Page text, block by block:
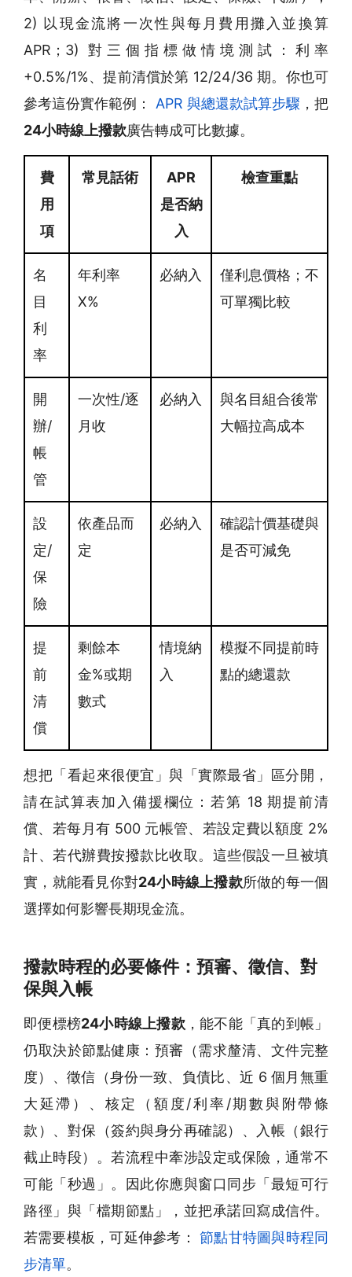
2) 以現金流將一次性與每月費用攤入並換算
APR；3) 對三個指標做情境測試：利率
+0.5%/1%、提前清償於第 12/24/36 期。你也可
參考這份實作範例：
APR 與總還款試算步驟 ，把
24小時線上撥款廣告轉成可比數據。
費
用
項
常見話術
APR
是否納
入
檢查重點
名
目
利
率
年利率
X%
必納入
僅利息價格；不
可單獨比較
開
辦/
帳
管
一次性/逐
月收
必納入
與名目組合後常
大幅拉高成本
設
定/
保
險
依產品而
定
必納入
確認計價基礎與
是否可減免
提
前
清
償
剩餘本
金%或期
數式
情境納
入
模擬不同提前時
點的總還款
想把「看起來很便宜」與「實際最省」區分開，
請在試算表加入備援欄位：若第 18 期提前清
償、若每月有 500 元帳管、若設定費以額度 2%
計、若代辦費按撥款比收取。這些假設一旦被填
實，就能看見你對24小時線上撥款所做的每一個
選擇如何影響長期現金流。
撥款時程的必要條件：預審、徵信、對
保與入帳
即便標榜24小時線上撥款，能不能「真的到帳」
仍取決於節點健康：預審（需求釐清、文件完整
度）、徵信（身份一致、負債比、近 6 個月無重
大延滯）、核定（額度/利率/期數與附帶條
款）、對保（簽約與身分再確認）、入帳（銀行
截止時段）。若流程中牽涉設定或保險，通常不
可能「秒過」。因此你應與窗口同步「最短可行
路徑」與「檔期節點」，並把承諾回寫成信件。
若需要模板，可延伸參考：
節點甘特圖與時程同
步清單。